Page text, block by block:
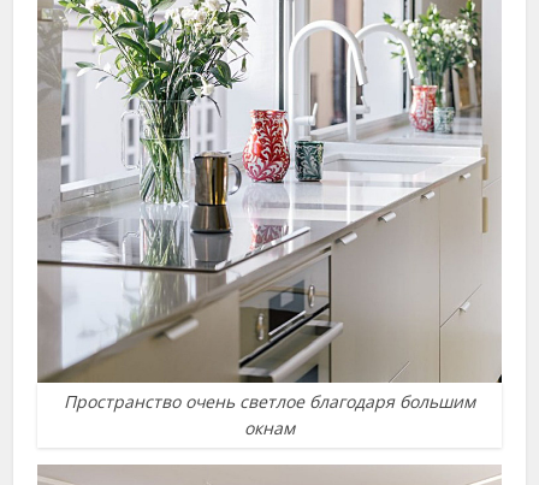
Пространство очень светлое благодаря большим
окнам